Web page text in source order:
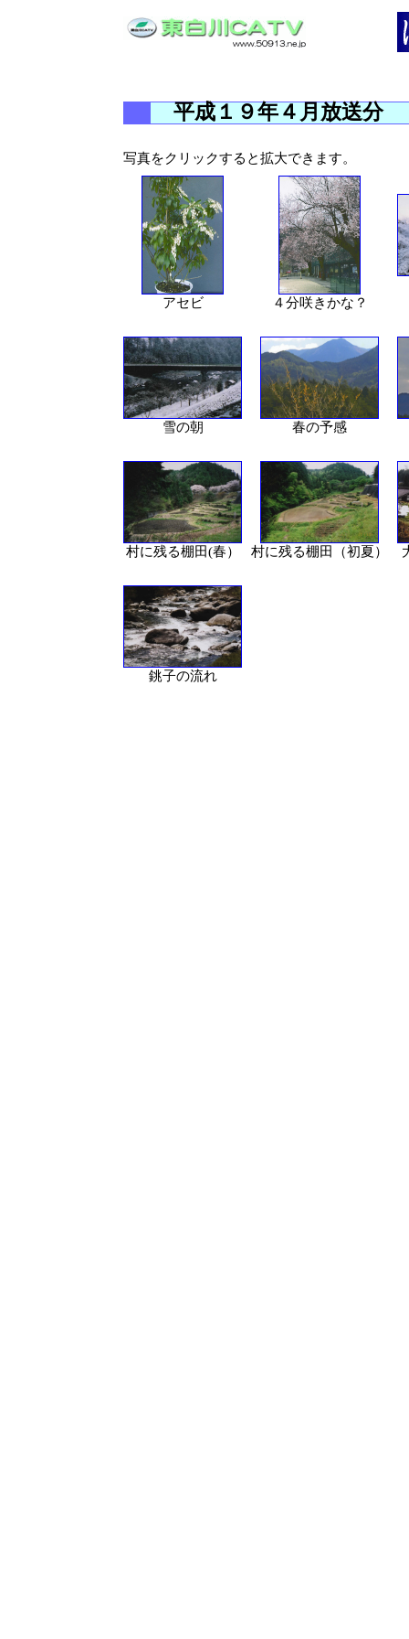
平成１９年４月放送分
写真をクリックすると拡大できます。
アセビ ４分咲きかな？
雪の朝 春の予感
村に残る棚田(春） 村に残る棚田（初夏）
銚子の流れ